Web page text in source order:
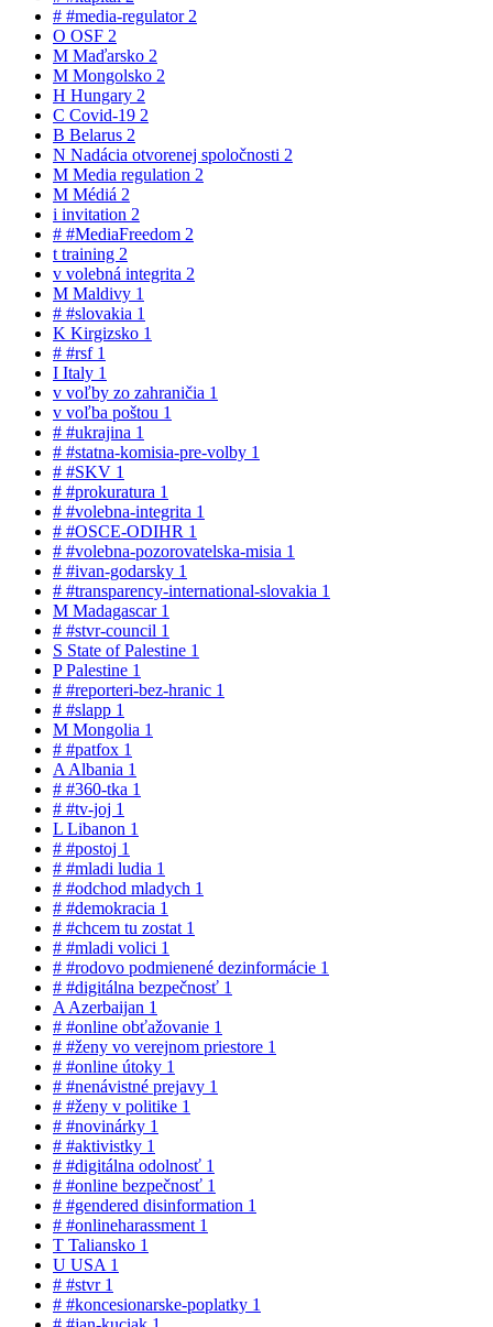
# #media-regulator 2
O OSF 2
M Maďarsko 2
M Mongolsko 2
H Hungary 2
C Covid-19 2
B Belarus 2
N Nadácia otvorenej spoločnosti 2
M Media regulation 2
M Médiá 2
i invitation 2
# #MediaFreedom 2
t training 2
v volebná integrita 2
M Maldivy 1
# #slovakia 1
K Kirgizsko 1
# #rsf 1
I Italy 1
v voľby zo zahraničia 1
v voľba poštou 1
# #ukrajina 1
# #statna-komisia-pre-volby 1
# #SKV 1
# #prokuratura 1
# #volebna-integrita 1
# #OSCE-ODIHR 1
# #volebna-pozorovatelska-misia 1
# #ivan-godarsky 1
# #transparency-international-slovakia 1
M Madagascar 1
# #stvr-council 1
S State of Palestine 1
PPalestine 1
# #reporteri-bez-hranic 1
# #slapp 1
M Mongolia 1
# #patfox 1
A Albania 1
# #360-tka 1
# #tv-joj 1
L Libanon 1
# #postoj 1
# #mladi ludia 1
# #odchod mladych 1
# #demokracia 1
# #chcem tu zostat 1
# #mladi volici 1
# #rodovo podmienené dezinformácie 1
# #digitálna bezpečnosť 1
A Azerbaijan 1
# #online obťažovanie 1
# #ženy vo verejnom priestore 1
# #online útoky 1
# #nenávistné prejavy 1
# #ženy v politike 1
# #novinárky 1
# #aktivistky 1
# #digitálna odolnosť 1
# #online bezpečnosť 1
# #gendered disinformation 1
# #onlineharassment 1
T Taliansko 1
U USA 1
# #stvr 1
# #koncesionarske-poplatky 1